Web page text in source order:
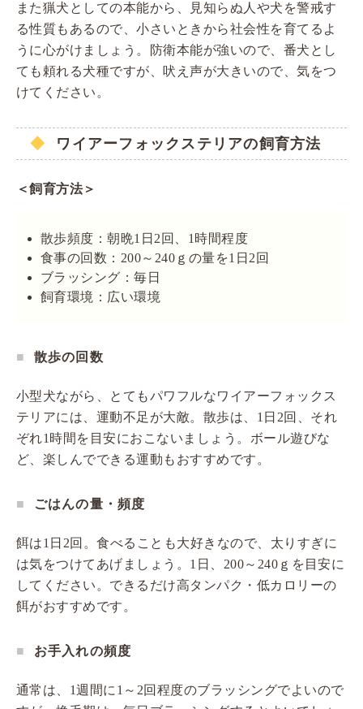
また猟犬としての本能から、見知らぬ人や犬を警戒す
る性質もあるので、小さいときから社会性を育てるよ
うに心がけましょう。防衛本能が強いので、番犬とし
ても頼れる犬種ですが、吠え声が大きいので、気をつ
けてください。
ワイアーフォックステリアの飼育方法
＜飼育方法＞
散歩頻度：朝晩1日2回、1時間程度
食事の回数：200～240ｇの量を1日2回
ブラッシング：毎日
飼育環境：広い環境
散歩の回数
小型犬ながら、とてもパワフルなワイアーフォックス
テリアには、運動不足が大敵。散歩は、1日2回、それ
ぞれ1時間を目安におこないましょう。ボール遊びな
ど、楽しんでできる運動もおすすめです。
ごはんの量・頻度
餌は1日2回。食べることも大好きなので、太りすぎに
は気をつけてあげましょう。1日、200～240ｇを目安に
してください。できるだけ高タンパク・低カロリーの
餌がおすすめです。
お手入れの頻度
通常は、1週間に1～2回程度のブラッシングでよいので